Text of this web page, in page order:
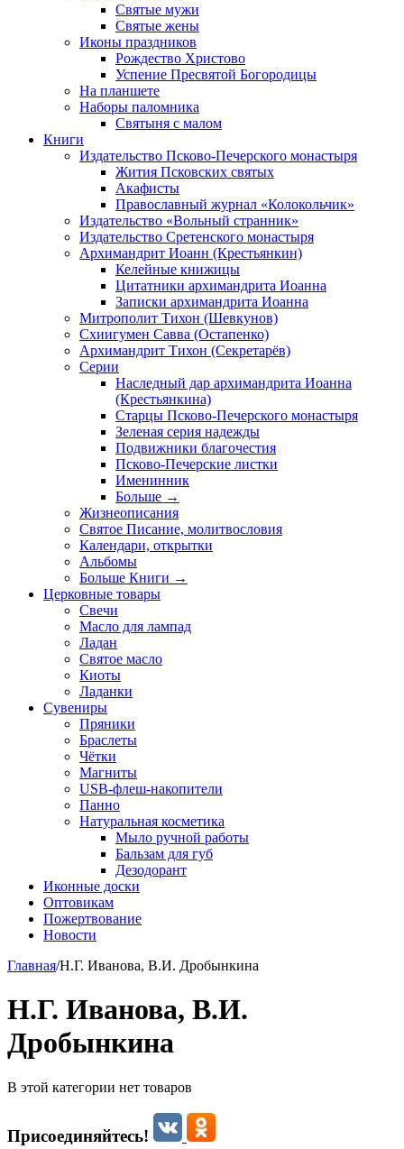
Святые мужи
Святые жены
Иконы праздников
Рождество Христово
Успение Пресвятой Богородицы
На планшете
Наборы паломника
Святыня с малом
Книги
Издательство Псково-Печерского монастыря
Жития Псковских святых
Акафисты
Православный журнал «Колокольчик»
Издательство «Вольный странник»
Издательство Сретенского монастыря
Архимандрит Иоанн (Крестьянкин)
Келейные книжицы
Цитатники архимандрита Иоанна
Записки архимандрита Иоанна
Митрополит Тихон (Шевкунов)
Схиигумен Савва (Остапенко)
Архимандрит Тихон (Секретарёв)
Серии
Наследный дар архимандрита Иоанна
(Крестьянкина)
Старцы Псково-Печерского монастыря
Зеленая серия надежды
Подвижники благочестия
Псково-Печерские листки
Именинник
Больше →
Жизнеописания
Святое Писание, молитвословия
Календари, открытки
Альбомы
Больше Книги →
Церковные товары
Свечи
Масло для лампад
Ладан
Святое масло
Киоты
Ладанки
Сувениры
Пряники
Браслеты
Чётки
Магниты
USB-флеш-накопители
Панно
Натуральная косметика
Мыло ручной работы
Бальзам для губ
Дезодорант
Иконные доски
Оптовикам
Пожертвование
Новости
Главная/Н.Г. Иванова, В.И. Дробынкина
Н.Г. Иванова, В.И.
Дробынкина
В этой категории нет товаров
Присоединяйтесь!